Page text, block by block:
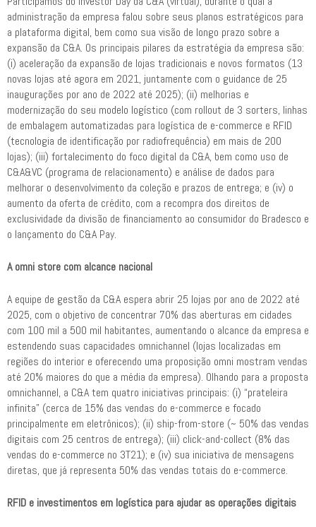
administração da empresa falou sobre seus planos estratégicos para
a plataforma digital, bem como sua visão de longo prazo sobre a
expansão da C&A. Os principais pilares da estratégia da empresa são:
(i) aceleração da expansão de lojas tradicionais e novos formatos (13
novas lojas até agora em 2021, juntamente com o guidance de 25
inaugurações por ano de 2022 até 2025); (ii) melhorias e
modernização do seu modelo logístico (com rollout de 3 sorters, linhas
de embalagem automatizadas para logística de e-commerce e RFID
(tecnologia de identificação por radiofrequência) em mais de 200
lojas); (iii) fortalecimento do foco digital da C&A, bem como uso de
C&A&VC (programa de relacionamento) e análise de dados para
melhorar o desenvolvimento da coleção e prazos de entrega; e (iv) o
aumento da oferta de crédito, com a recompra dos direitos de
exclusividade da divisão de financiamento ao consumidor do Bradesco e
o lançamento do C&A Pay.
A omni store com alcance nacional
A equipe de gestão da C&A espera abrir 25 lojas por ano de 2022 até
2025, com o objetivo de concentrar 70% das aberturas em cidades
com 100 mil a 500 mil habitantes, aumentando o alcance da empresa e
estendendo suas capacidades omnichannel (lojas localizadas em
regiões do interior e oferecendo uma proposição omni mostram vendas
até 20% maiores do que a média da empresa). Olhando para a proposta
omnichannel, a C&A tem quatro iniciativas principais: (i) “prateleira
infinita” (cerca de 15% das vendas do e-commerce e focado
principalmente em eletrônicos); (ii) ship-from-store (~ 50% das vendas
digitais com 25 centros de entrega); (iii) click-and-collect (8% das
vendas do e-commerce no 3T21); e (iv) sua iniciativa de mensagens
diretas, que já representa 50% das vendas totais do e-commerce.
RFID e investimentos em logística para ajudar as operações digitais